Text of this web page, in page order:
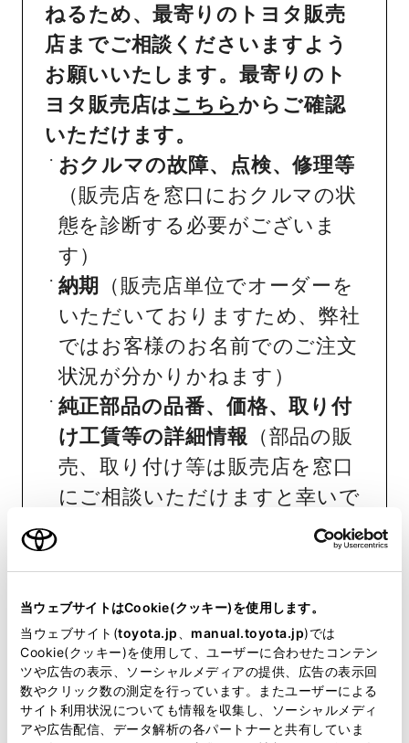
当ウェブサイトはCookie(クッキー)を使用します。
当ウェブサイト(toyota.jp manual.toyota.jp)では
Cookie(クッキー)を使用して、ユーザーに合わせたコンテン
ツや広告の表示、ソーシャルメディアの提供、広告の表示回
数やクリック数の測定を行っています。またユーザーによる
サイト利用状況についても情報を収集し、ソーシャルメディ
アや広告配信、データ解析の各パートナーと共有していま
ねるため、最寄りのトヨタ販売
店までご相談くださいますよう
お願いいたします。最寄りのト
ヨタ販売店はこちら からご確認
いただけます。
おクルマの故障、点検、修理等
（販売店を窓口におクルマの状
態を診断する必要がございま
す）
納期
（販売店単位でオーダーを
いただいておりますため、弊社
ではお客様のお名前でのご注文
状況が分かりかねます）
純正部品の品番、価格、取り付
け工賃等の詳細情報 （部品の販
売、取り付け等は販売店を窓口
にご相談いただけますと幸いで
トヨタ販売店へのお問い合わせ
おクルマに関するお問い合わせ
は、自動車検査証（車検証）をご
用意いただくとスムーズな対応
が可能です。